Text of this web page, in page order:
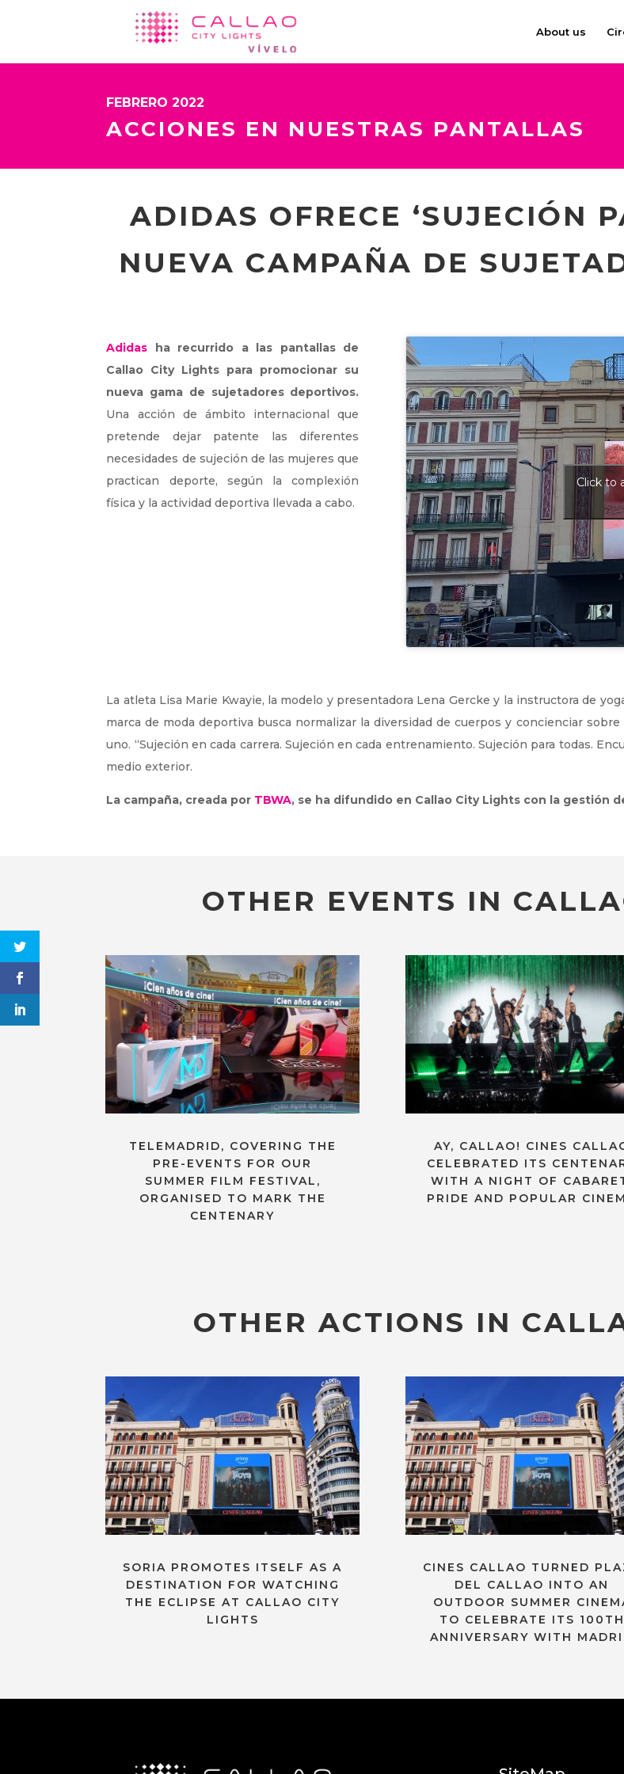
About us
FEBRERO 2022
ACCIONES EN NUESTRAS PANTALLAS
ADIDAS OFRECE ‘SUJECIÓN
NUEVA CAMPAÑA DE
Adidas ha recurrido a las pantallas de
Callao City Lights para promocionar su
nueva gama de sujetadores deportivos.
Una acción de ámbito internacional que
pretende dejar patente las diferentes
necesidades de sujeción de las mujeres que
practican deporte, según la complexión
física y la actividad deportiva llevada a cabo.
Click to
La atleta Lisa Marie Kwayie, la modelo y presentadora Lena Gercke y la instructora de
marca de moda deportiva busca normalizar la diversidad de cuerpos y concienciar
uno. “Sujeción en cada carrera. Sujeción en cada entrenamiento. Sujeción para todas.
medio exterior.
La campaña, creada por TBWA, se ha difundido en Callao City Lights con la gestión
OTHER EVENTS IN
TELEMADRID, COVERING THE
PRE-EVENTS FOR OUR
SUMMER FILM FESTIVAL,
ORGANISED TO MARK THE
CENTENARY
AY, CALLAO! CINES
CELEBRATED ITS
WITH A NIGHT OF
PRIDE AND POPULAR
OTHER ACTIONS IN
SORIA PROMOTES ITSELF AS A
DESTINATION FOR WATCHING
THE ECLIPSE AT CALLAO CITY
LIGHTS
CINES CALLAO TURNED
DEL CALLAO INTO AN
OUTDOOR SUMMER
TO CELEBRATE ITS 100TH
ANNIVERSARY WITH